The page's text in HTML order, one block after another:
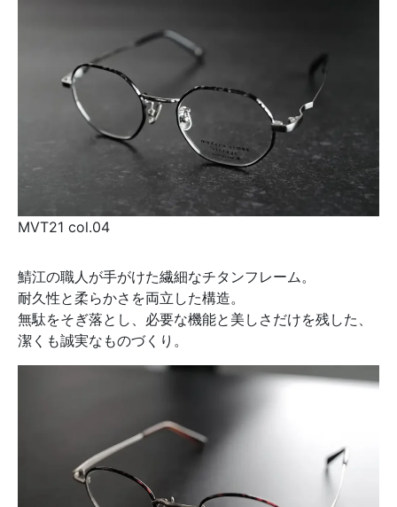
MVT21 col.04
鯖江の職人が手がけた繊細なチタンフレーム。
耐久性と柔らかさを両立した構造。
無駄をそぎ落とし、必要な機能と美しさだけを残した、
潔くも誠実なものづくり。